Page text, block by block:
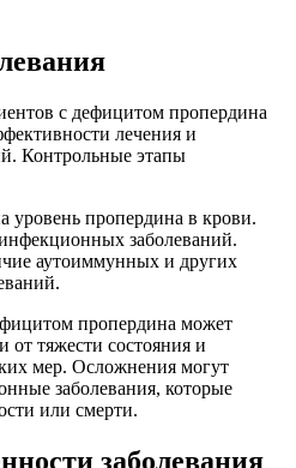
с дефицитом пропердина
лечения и
Контрольные этапы
уровень пропердина в крови.
заболеваний.
аутоиммунных и других
пропердина может
от тяжести состояния и
мер. Осложнения могут
заболевания, которые
или смерти.
заболевания